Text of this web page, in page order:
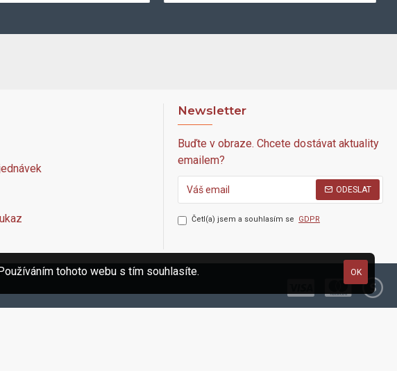
Newsletter
Buďte v obraze. Chcete dostávat aktuality
emailem?
ODESLAT
Četl(a) jsem a souhlasím se GDPR
OK
tohoto webu s tím souhlasíte.